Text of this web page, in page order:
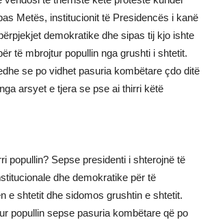
Metës, institucionit të Presidencës i kanë
demokratike dhe sipas tij kjo ishte
të mbrojtur popullin nga grushti i shtetit.
se po vidhet pasuria kombëtare çdo ditë
arsyet e tjera se pse ai thirri këtë
popullin? Sepse presidenti i shterojnë të
dhe demokratike për të
e shtetit dhe sidomos grushtin e shtetit.
popullin sepse pasuria kombëtare që po